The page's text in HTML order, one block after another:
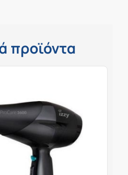
προϊόντα